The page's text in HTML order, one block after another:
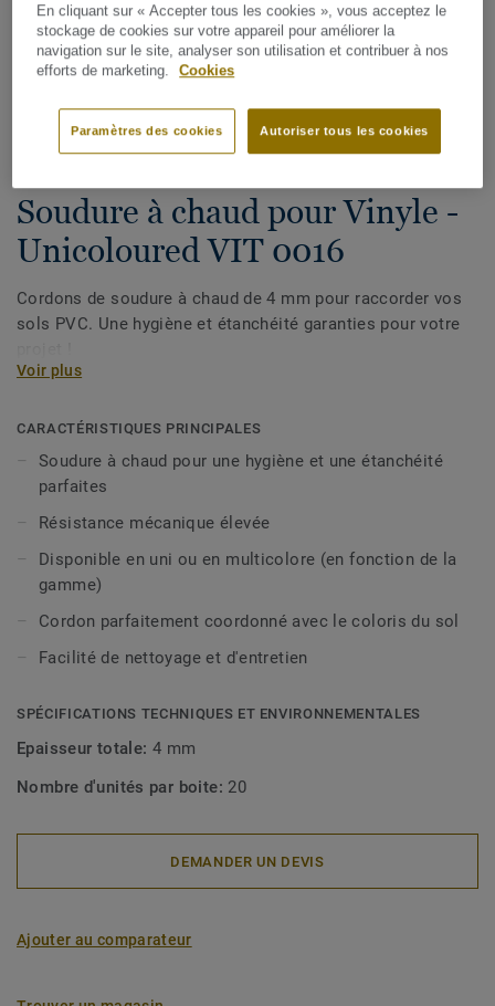
Voir tous les décors (1146)
Soudure à chaud pour Vinyle -
Unicoloured VIT 0016
Cordons de soudure à chaud de 4 mm pour raccorder vos
sols PVC. Une hygiène et étanchéité garanties pour votre
Voir plus
CARACTÉRISTIQUES PRINCIPALES
Soudure à chaud pour une hygiène et une étanchéité
parfaites
Résistance mécanique élevée
Disponible en uni ou en multicolore (en fonction de la
gamme)
Cordon parfaitement coordonné avec le coloris du sol
Facilité de nettoyage et d'entretien
SPÉCIFICATIONS TECHNIQUES ET ENVIRONNEMENTALES
Epaisseur totale: 4 mm
Nombre d'unités par boite: 20
DEMANDER UN DEVIS
Ajouter au comparateur
En cliquant sur « Accepter tous les cookies », vous acceptez le
stockage de cookies sur votre appareil pour améliorer la
navigation sur le site, analyser son utilisation et contribuer à nos
efforts de marketing.
Cookies
Autoriser tous les cookies
Paramètres des cookies